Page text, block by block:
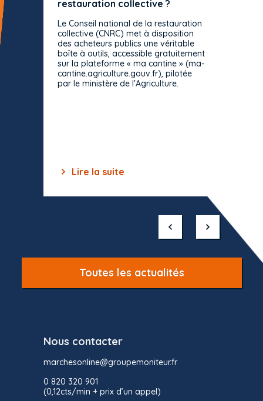
restauration collective ?
Le Conseil national de la restauration
collective (CNRC) met à disposition
des acheteurs publics une véritable
boîte à outils, accessible gratuitement
sur la plateforme « ma cantine » (ma-
cantine.agriculture.gouv.fr), pilotée
par le ministère de l'Agriculture.
Lire la suite
Toutes les actualités
Nous contacter
marchesonline@groupemoniteur.fr
0 820 320 901
(0,12cts/min + prix d’un appel)